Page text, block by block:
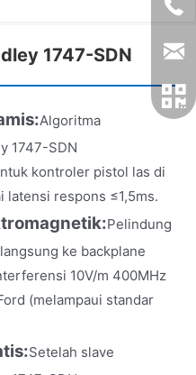
1747-SDN
Algoritma
1747-SDN
kontroler pistol las di
latensi respons ≤1,5ms.
Pelindung
ke backplane
10V/m 400MHz
(melampaui standar
Setelah slave